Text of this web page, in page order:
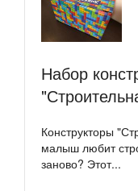
Набор
Конструкторы
малыш любит
заново? Этот...